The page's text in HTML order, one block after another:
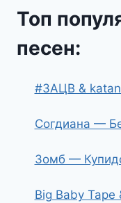
Топ
песен:
#ЗАЦВ &
Согдиана —
Зомб —
Big Baby